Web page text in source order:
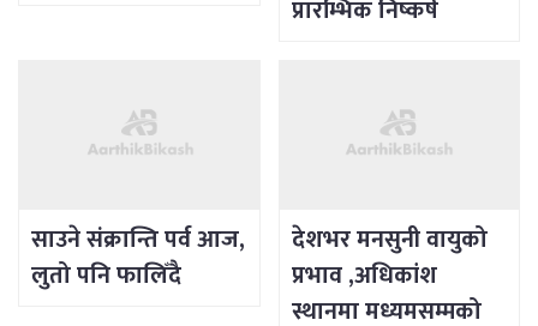
प्रारम्भिक निष्कर्ष
साउने संक्रान्ति पर्व आज,
लुतो पनि फालिँदै
देशभर मनसुनी वायुको
प्रभाव ,अधिकांश
स्थानमा मध्यमसम्मको